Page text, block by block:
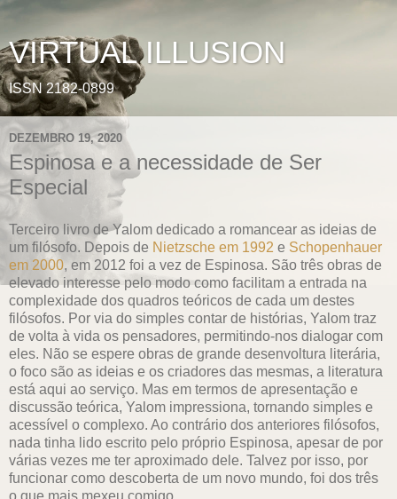
VIRTUAL ILLUSION
ISSN 2182-0899
DEZEMBRO 19, 2020
Espinosa e a necessidade de Ser
Especial
Terceiro livro de Yalom dedicado a romancear as ideias de
um filósofo. Depois de Nietzsche em 1992 e Schopenhauer
em 2000, em 2012 foi a vez de Espinosa. São três obras de
elevado interesse pelo modo como facilitam a entrada na
complexidade dos quadros teóricos de cada um destes
filósofos. Por via do simples contar de histórias, Yalom traz
de volta à vida os pensadores, permitindo-nos dialogar com
eles. Não se espere obras de grande desenvoltura literária,
o foco são as ideias e os criadores das mesmas, a literatura
está aqui ao serviço. Mas em termos de apresentação e
discussão teórica, Yalom impressiona, tornando simples e
acessível o complexo. Ao contrário dos anteriores filósofos,
nada tinha lido escrito pelo próprio Espinosa, apesar de por
várias vezes me ter aproximado dele. Talvez por isso, por
funcionar como descoberta de um novo mundo, foi dos três
o que mais mexeu comigo.